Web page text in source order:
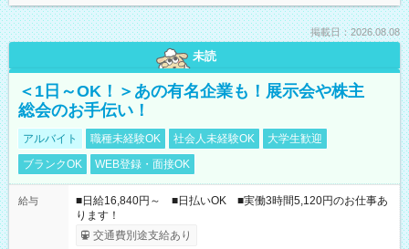
掲載日：2026.08.08
未読
＜1日～OK！＞あの有名企業も！展示会や株主
総会のお手伝い！
アルバイト 職種未経験OK 社会人未経験OK
大学生歓迎
ブランクOK
WEB登録・面接OK
給与
■日給16,840円～ ■日払いOK ■実働3時間5,120円のお仕事あ
ります！
交通費別途支給あり